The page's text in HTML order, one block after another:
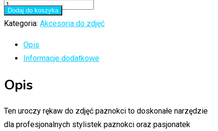
Dodaj do koszyka
Kategoria: Akcesoria do zdjęć
Opis
Informacje dodatkowe
Opis
Ten uroczy rękaw do zdjęć paznokci to doskonałe narzędzie
dla profesjonalnych stylistek paznokci oraz pasjonatek